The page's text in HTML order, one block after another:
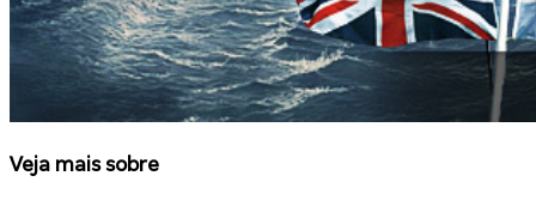
Veja mais sobre